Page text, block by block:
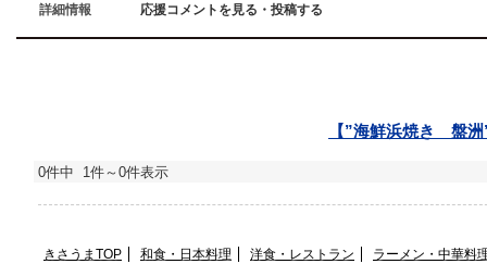
詳細情報 応援コメントを見る・投稿する
【”海鮮浜焼き 盤洲
0件中 1件～0件表示
きさうまTOP 和食・日本料理 洋食・レストラン ラーメン・中華料